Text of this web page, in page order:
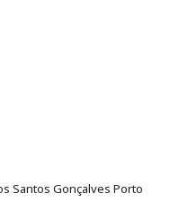
Santos Gonçalves Porto